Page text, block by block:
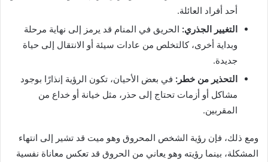
أحد أفراد العائلة.
التغيير الجذري: الحريق في المنام قد يرمز إلى نهاية مرحلة
وبداية أخرى، كالتخلص من عادات سيئة أو الانتقال إلى حياة
جديدة.
التحذير من خطر: في بعض الأحيان، تكون الرؤية إنذارًا بوجود
مشاكل أو أزمات تحتاج إلى حذر، مثل خيانة أو خداع من
المقربين.
ومع ذلك، فإن رؤية الشخص المحروق وهو ميت قد تشير إلى انتهاء
المشكلة، بينما رؤيته وهو يعاني من الحروق قد تعكس معاناة نفسية